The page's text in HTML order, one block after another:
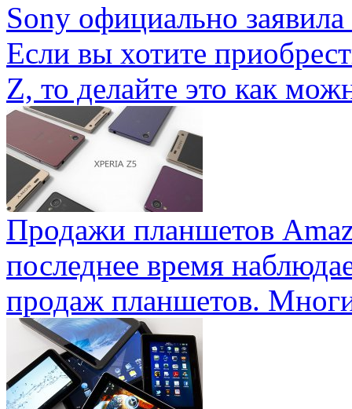
Sony официально
Если вы хотите
Z, то делайте это как
Продажи планшетов
последнее время
продаж планшетов.